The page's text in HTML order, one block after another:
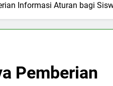
Informasi Aturan bagi
Pemberian